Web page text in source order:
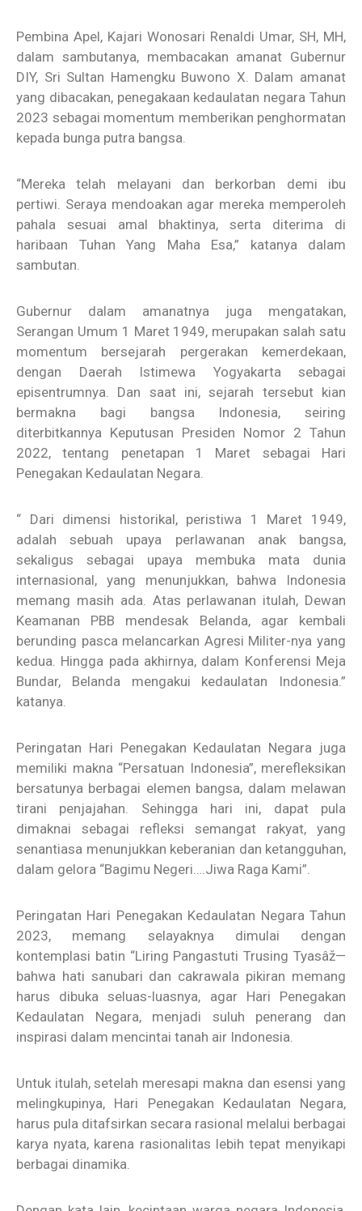
Pembina Apel, Kajari Wonosari Renaldi Umar, SH, MH,
dalam sambutanya, membacakan amanat Gubernur
DIY, Sri Sultan Hamengku Buwono X. Dalam amanat
yang dibacakan, penegakaan kedaulatan negara Tahun
2023 sebagai momentum memberikan penghormatan
kepada bunga putra bangsa.
“Mereka telah melayani dan berkorban demi ibu
pertiwi. Seraya mendoakan agar mereka memperoleh
pahala sesuai amal bhaktinya, serta diterima di
haribaan Tuhan Yang Maha Esa,” katanya dalam
sambutan.
Gubernur dalam amanatnya juga mengatakan,
Serangan Umum 1 Maret 1949, merupakan salah satu
momentum bersejarah pergerakan kemerdekaan,
dengan Daerah Istimewa Yogyakarta sebagai
episentrumnya. Dan saat ini, sejarah tersebut kian
bermakna bagi bangsa Indonesia, seiring
diterbitkannya Keputusan Presiden Nomor 2 Tahun
2022, tentang penetapan 1 Maret sebagai Hari
Penegakan Kedaulatan Negara.
“ Dari dimensi historikal, peristiwa 1 Maret 1949,
adalah sebuah upaya perlawanan anak bangsa,
sekaligus sebagai upaya membuka mata dunia
internasional, yang menunjukkan, bahwa Indonesia
memang masih ada. Atas perlawanan itulah, Dewan
Keamanan PBB mendesak Belanda, agar kembali
berunding pasca melancarkan Agresi Militer-nya yang
kedua. Hingga pada akhirnya, dalam Konferensi Meja
Bundar, Belanda mengakui kedaulatan Indonesia.”
katanya.
Peringatan Hari Penegakan Kedaulatan Negara juga
memiliki makna “Persatuan Indonesia”, merefleksikan
bersatunya berbagai elemen bangsa, dalam melawan
tirani penjajahan. Sehingga hari ini, dapat pula
dimaknai sebagai refleksi semangat rakyat, yang
senantiasa menunjukkan keberanian dan ketangguhan,
dalam gelora “Bagimu Negeri….Jiwa Raga Kami”.
Peringatan Hari Penegakan Kedaulatan Negara Tahun
2023, memang selayaknya dimulai dengan
kontemplasi batin “Liring Pangastuti Trusing Tyasâž—
bahwa hati sanubari dan cakrawala pikiran memang
harus dibuka seluas-luasnya, agar Hari Penegakan
Kedaulatan Negara, menjadi suluh penerang dan
inspirasi dalam mencintai tanah air Indonesia.
Untuk itulah, setelah meresapi makna dan esensi yang
melingkupinya, Hari Penegakan Kedaulatan Negara,
harus pula ditafsirkan secara rasional melalui berbagai
karya nyata, karena rasionalitas lebih tepat menyikapi
berbagai dinamika.